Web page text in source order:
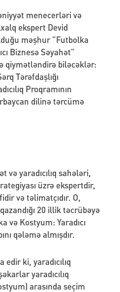
menecerləri və
ekspert Devid
məşhur "Futbolka
Biznesə Səyahət"
qiymətləndirə biləcəklər:
Tərəfdaşlığı
Proqramının
dilinə tərcümə
və yaradıcılıq sahələri,
üzrə ekspertdir,
və təlimatçıdır. O,
20 illik təcrübəyə
və Kostyum: Yaradıcı
qələmə almışdır.
ki, yaradıcılıq
yaradıcılıq
arasında seçim